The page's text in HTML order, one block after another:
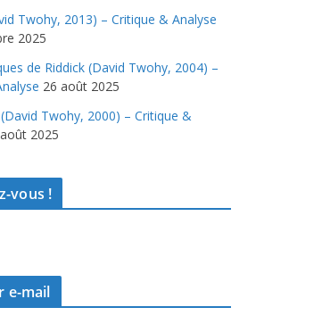
Twohy, 2013) – Critique & Analyse
2025
de Riddick (David Twohy, 2004) –
26 août 2025
Twohy, 2000) – Critique &
2025
vous !
e-mail